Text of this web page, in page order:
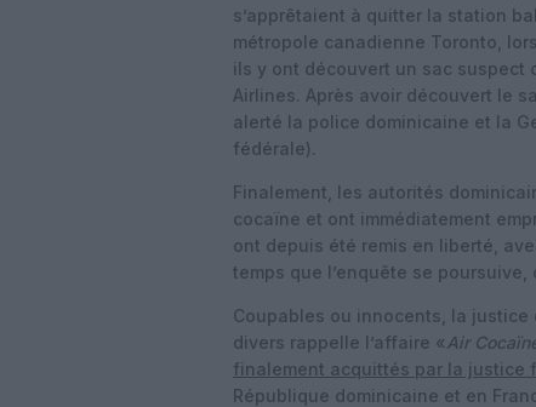
s’apprêtaient à quitter la station
métropole canadienne Toronto,
ils y ont découvert un sac suspect
Airlines. Après avoir découvert le
alerté la police dominicaine et la
fédérale).
Finalement, les autorités
cocaïne et ont immédiatement
ont depuis été remis en liberté,
temps que l’enquête se poursuive,
Coupables ou innocents, la
divers rappelle l’affaire «Air
finalement acquittés par la justice
République dominicaine et en